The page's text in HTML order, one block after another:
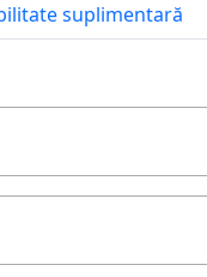
suplimentară